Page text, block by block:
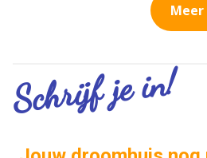
Meer
Schrijf je in!